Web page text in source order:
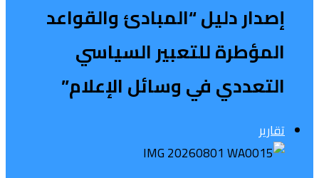
إصدار دليل “المبادئ والقواعد
المؤطرة للتعبير السياسي
التعددي في وسائل الإعلام”
تقارير